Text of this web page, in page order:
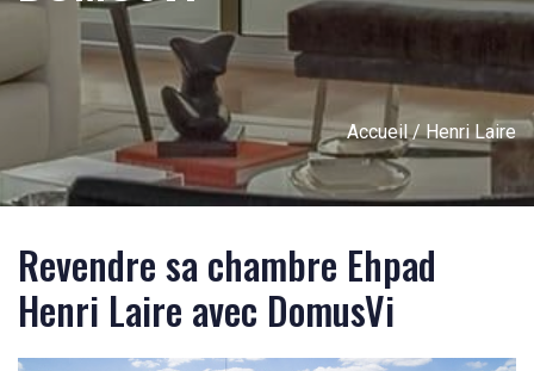
Accueil/ Henri Laire
Revendre sa chambre Ehpad
Henri Laire avec DomusVi